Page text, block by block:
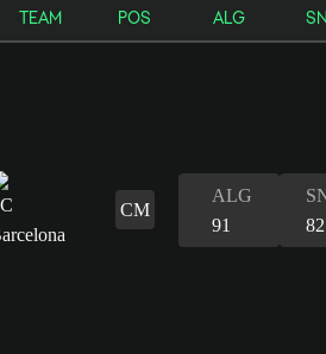
TEAM POS ALG
CM
ALG
91
82